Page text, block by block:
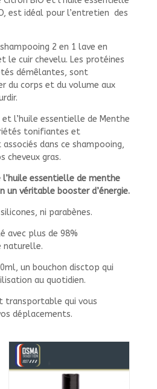
est idéal pour l’entretien des
2 en 1 lave en
le cuir chevelu. Les protéines
démêlantes, sont
du corps et du volume aux
et l’huile essentielle de Menthe
tonifiantes et
dans ce shampooing,
cheveux gras.
essentielle de menthe
un véritable booster d’énergie.
ni parabènes.
avec plus de 98%
naturelle.
un bouchon disctop qui
au quotidien.
qui vous
déplacements.